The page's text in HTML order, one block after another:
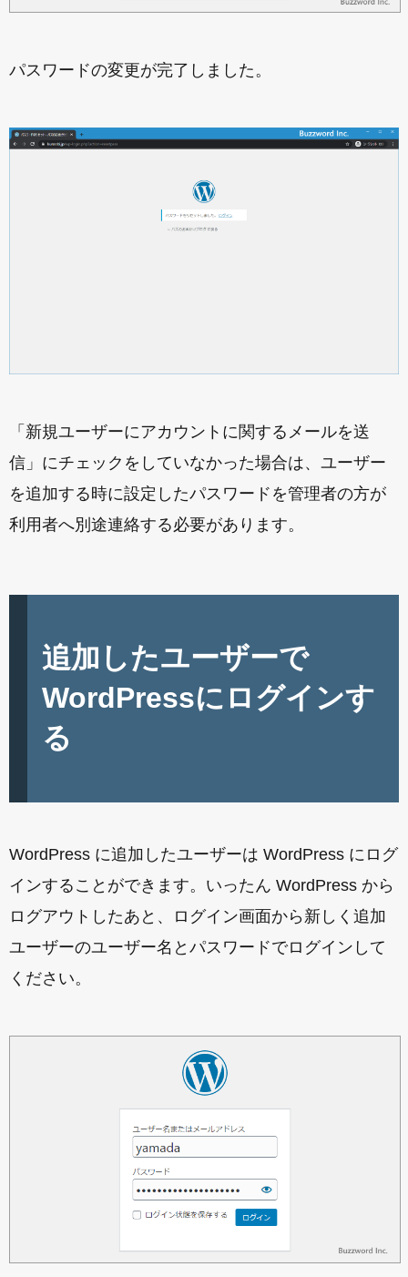
パスワードの変更が完了しました。
「新規ユーザーにアカウントに関するメールを送
信」にチェックをしていなかった場合は、ユーザー
を追加する時に設定したパスワードを管理者の方が
利用者へ別途連絡する必要があります。
追加したユーザーで
WordPressにログインす
る
WordPress に追加したユーザーは WordPress にログ
インすることができます。いったん WordPress から
ログアウトしたあと、ログイン画面から新しく追加
ユーザーのユーザー名とパスワードでログインして
ください。